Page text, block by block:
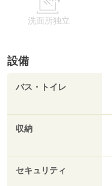
洗面所独立
設備
バス・トイレ
収納
セキュリティ